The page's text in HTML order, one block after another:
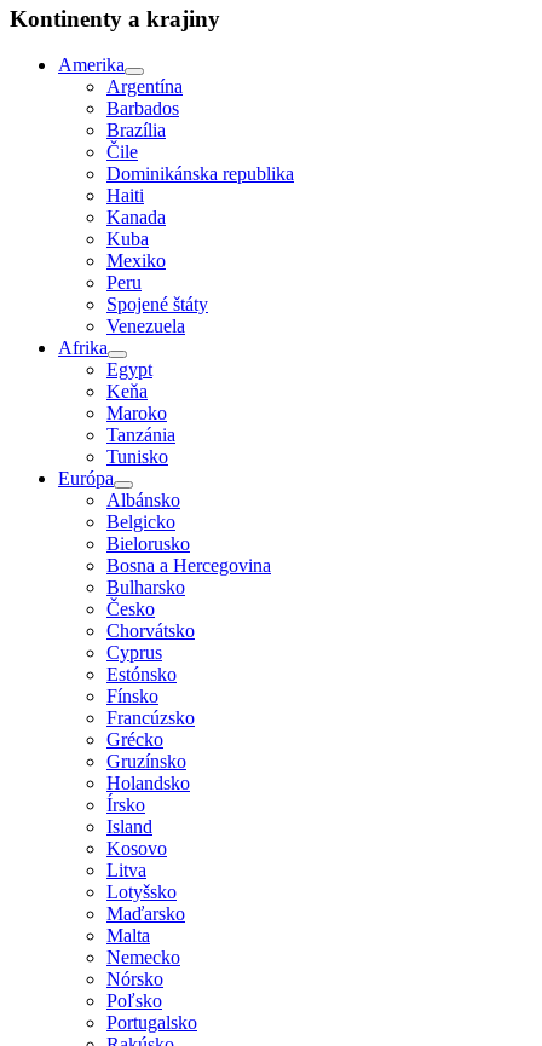
Kontinenty a krajiny
Amerika
Argentína
Barbados
Brazília
Čile
Dominikánska republika
Haiti
Kanada
Kuba
Mexiko
Peru
Spojené štáty
Venezuela
Afrika
Egypt
Keňa
Maroko
Tanzánia
Tunisko
Európa
Albánsko
Belgicko
Bielorusko
Bosna a Hercegovina
Bulharsko
Česko
Chorvátsko
Cyprus
Estónsko
Fínsko
Francúzsko
Grécko
Gruzínsko
Holandsko
Írsko
Island
Kosovo
Litva
Lotyšsko
Maďarsko
Malta
Nemecko
Nórsko
Poľsko
Portugalsko